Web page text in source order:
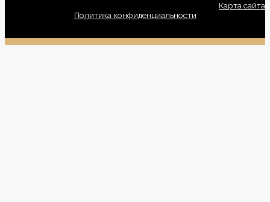
Карта сайта
Политика конфиденциальности